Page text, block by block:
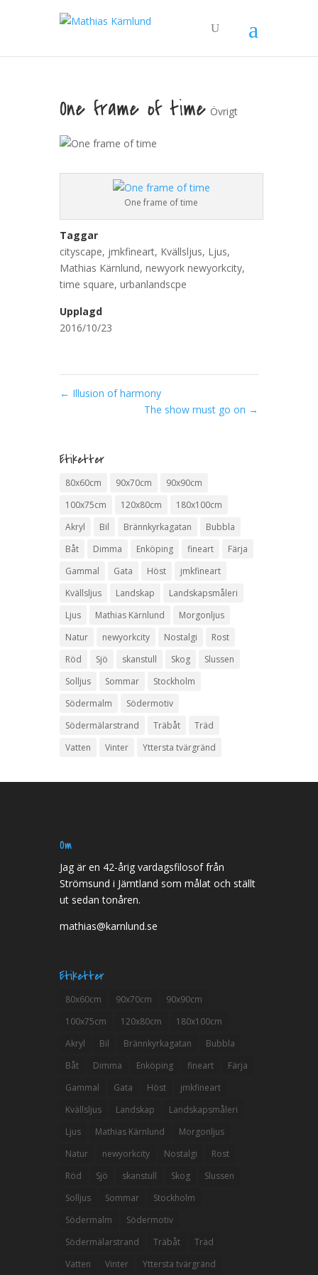
One frame of time Övrigt
One frame of time
Taggar
cityscape, jmkfineart, Kvällsljus, Ljus,
Mathias Kärnlund, newyork newyorkcity,
time square, urbanlandscpe
Upplagd
2016/10/23
← Illusion of harmony
The show must go on →
Etiketter
80x60cm 90x70cm
90x90cm
100x75cm
120x80cm
180x100cm
Akryl
Bil Brännkyrkagatan
Bubbla
Båt
Dimma Enköping fineart
Färja
Gammal
Gata Höst
jmkfineart
Kvällsljus
Landskap
Landskapsmåleri
Ljus
Mathias Kärnlund
Morgonljus
Natur
newyorkcity Nostalgi
Rost
Röd
Sjö skanstull Skog
Slussen
Solljus
Sommar
Stockholm
Södermalm
Södermotiv
Södermälarstrand
Träbåt
Träd
Vatten
Vinter Yttersta tvärgränd
Om
Jag är en 42-årig vardagsfilosof från
Strömsund i Jämtland som målat och ställt
ut sedan tonåren.
mathias@karnlund.se
Etiketter
80x60cm 90x70cm
90x90cm
100x75cm
120x80cm
180x100cm
Akryl
Bil Brännkyrkagatan
Bubbla
Båt
Dimma Enköping fineart
Färja
Gammal
Gata Höst
jmkfineart
Kvällsljus
Landskap
Landskapsmåleri
Ljus
Mathias Kärnlund
Morgonljus
Natur
newyorkcity Nostalgi
Rost
Röd
Sjö skanstull Skog
Slussen
Solljus
Sommar
Stockholm
Södermalm
Södermotiv
Södermälarstrand
Träbåt
Träd
Vatten
Vinter Yttersta tvärgränd